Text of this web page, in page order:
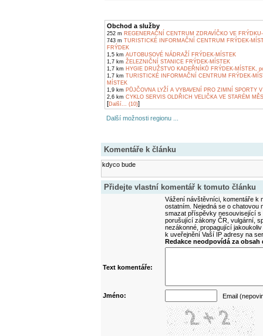
Obchod a služby
252 m REGENERAČNÍ CENTRUM ZDRAVÍČKO VE
743 m TURISTICKÉ INFORMAČNÍ CENTRUM FRÝDEK-
FRÝDEK
1,5 km AUTOBUSOVÉ NÁDRAŽÍ FRÝDEK-MÍSTEK
1,7 km ŽELEZNIČNÍ STANICE FRÝDEK-MÍSTEK
1,7 km HYGIE DRUŽSTVO KADEŘNÍKŮ FRÝDEK-MÍSTEK,
1,7 km TURISTICKÉ INFORMAČNÍ CENTRUM FRÝDEK-
MÍSTEK
1,9 km PŮJČOVNA LYŽÍ A VYBAVENÍ PRO ZIMNÍ SPORTY
2,6 km CYKLO SERVIS OLDŘICH VELIČKA VE STARÉM
[Další... (10)]
Další možnosti regionu ...
Komentáře k článku
kdyco bude
Přidejte vlastní komentář k tomuto článku
Vážení návštěvníci, komentáře k
ostatním. Nejedná se o
smazat příspěvky nesouvisející
porušující zákony ČR, vulgární,
nezákonné, propagující
k uveřejnění Vaší IP adresy na
Redakce neodpovídá za
Text komentáře:
Jméno: Email